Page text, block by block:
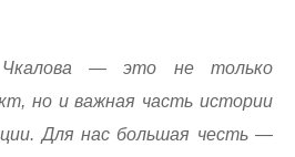
Чкалова — это не только
но и важная часть истории
Для нас большая честь —